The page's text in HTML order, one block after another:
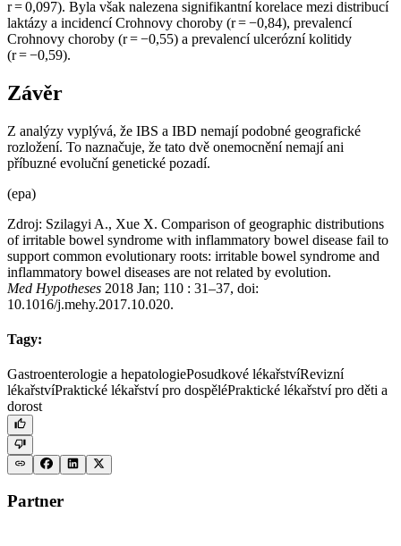
r = 0,097). Byla však nalezena signifikantní korelace mezi distribucí
laktázy a incidencí Crohnovy choroby (r = −0,84), prevalencí
Crohnovy choroby (r = −0,55) a prevalencí ulcerózní kolitidy
(r = −0,59).
Závěr
Z analýzy vyplývá, že IBS a IBD nemají podobné geografické
rozložení. To naznačuje, že tato dvě onemocnění nemají ani
příbuzné evoluční genetické pozadí.
(epa)
Zdroj: Szilagyi A., Xue X. Comparison of geographic distributions
of irritable bowel syndrome with inflammatory bowel disease fail to
support common evolutionary roots: irritable bowel syndrome and
inflammatory bowel diseases are not related by evolution.
Med Hypotheses 2018 Jan; 110 : 31–37, doi:
10.1016/j.mehy.2017.10.020.
Tagy:
Gastroenterologie a hepatologiePosudkové lékařstvíRevizní
lékařstvíPraktické lékařství pro dospěléPraktické lékařství pro děti a
dorost
Partner